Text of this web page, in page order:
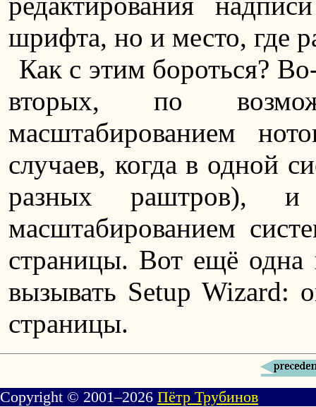
шрифта, но и место, где
Как с этим бороться?
вторых, по
масштабированием
случаев, когда в одной
разных раштров),
масштабированием
страницы. Вот ещё одна
вызывать Setup Wizard:
страницы.
Copyright © 2001–2026 Пётр Трубинов